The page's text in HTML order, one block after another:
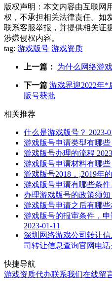
版权声明：本文内容由互联网
权，不承担相关法律责任。如
联系客服举报，并提供相关证
涉嫌侵权内容。
tag: 游戏版号 游戏资质
上一篇： 为什么网络游
下一篇 游戏界迎2022年*
版号获批
相关推荐
什么是游戏版号？ 2023-
游戏版号申请类型有哪些
游戏版号办理的流程
游戏版号申请材料有哪些
游戏版号2018，,2019年
游戏版号申请有哪些条件
办理游戏版号的政策须知
游戏版号申请之后有哪
游戏版号的报审条件，
2023-01-11
深圳网络游戏公司转让
司转让信息查询官网电
快捷导航
游戏资质代办联系我们在线留